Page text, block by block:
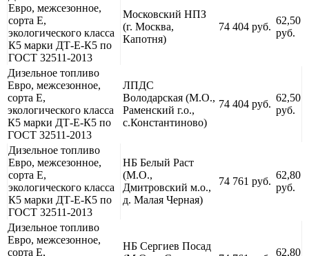
Евро, межсезонное,
сорта Е,
экологического класса
К5 марки ДТ-Е-К5 по
ГОСТ 32511-2013
Московский НПЗ
(г. Москва,
Капотня)
74 404 руб.
62,50
руб.
Дизельное топливо
Евро, межсезонное,
сорта Е,
экологического класса
К5 марки ДТ-Е-К5 по
ГОСТ 32511-2013
ЛПДС
Володарская (М.О.,
Раменский г.о.,
с.Константиново)
74 404 руб.
62,50
руб.
Дизельное топливо
Евро, межсезонное,
сорта Е,
экологического класса
К5 марки ДТ-Е-К5 по
ГОСТ 32511-2013
НБ Белый Раст
(М.О.,
Дмитровский м.о.,
д. Малая Черная)
74 761 руб.
62,80
руб.
Дизельное топливо
Евро, межсезонное,
сорта Е,
НБ Сергиев Посад
62,80